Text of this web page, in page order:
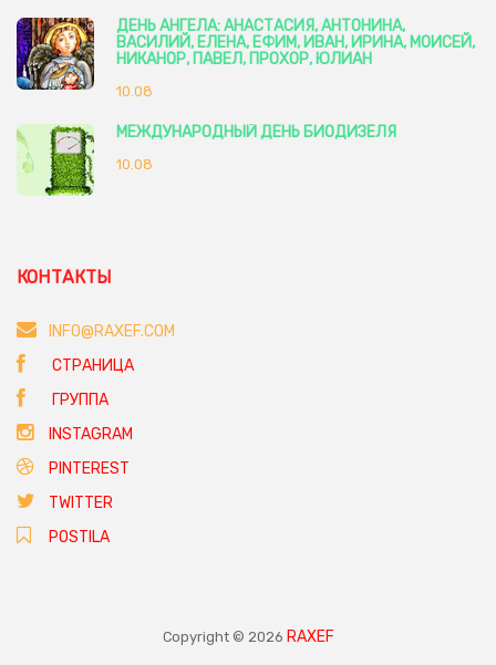
ДЕНЬ АНГЕЛА: АНАСТАСИЯ, АНТОНИНА,
ВАСИЛИЙ, ЕЛЕНА, ЕФИМ, ИВАН, ИРИНА, МОИСЕЙ,
НИКАНОР, ПАВЕЛ, ПРОХОР, ЮЛИАН
10.08
МЕЖДУНАРОДНЫЙ ДЕНЬ БИОДИЗЕЛЯ
10.08
КОНТАКТЫ
INFO@RAXEF.COM
СТРАНИЦА
ГРУППА
INSTAGRAM
PINTEREST
TWITTER
POSTILA
Copyright © 2026 RAXEF